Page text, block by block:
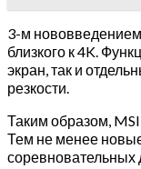
3-м
близкого к 4K.
экран, так и
резкости.
Таким образом,
Тем не менее
соревновательных